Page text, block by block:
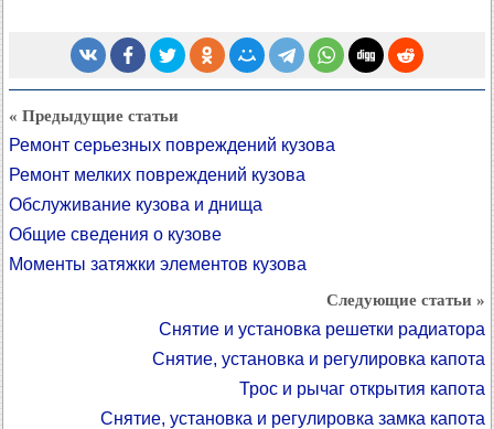
« Предыдущие статьи
Ремонт серьезных повреждений кузова
Ремонт мелких повреждений кузова
Обслуживание кузова и днища
Общие сведения о кузове
Моменты затяжки элементов кузова
Следующие статьи »
Снятие и установка решетки радиатора
Снятие, установка и регулировка капота
Трос и рычаг открытия капота
Снятие, установка и регулировка замка капота